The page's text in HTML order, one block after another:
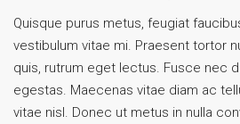
Quisque purus metus, feugiat
vestibulum vitae mi. Praesent tortor
quis, rutrum eget lectus. Fusce nec
egestas. Maecenas vitae diam ac
vitae nisl. Donec ut metus in nulla